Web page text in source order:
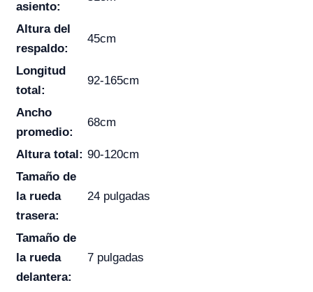
asiento:
Altura del
respaldo:
45cm
Longitud
total:
92-165cm
Ancho
promedio:
68cm
Altura total: 90-120cm
Tamaño de
la rueda
trasera:
24 pulgadas
Tamaño de
la rueda
delantera:
7 pulgadas